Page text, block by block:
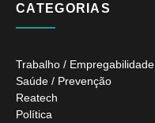
CATEGORIAS
Trabalho / Empregabilidade
Saúde / Prevenção
Reatech
Política